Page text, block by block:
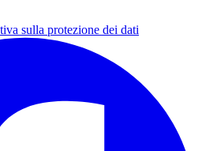
sulla protezione dei dati